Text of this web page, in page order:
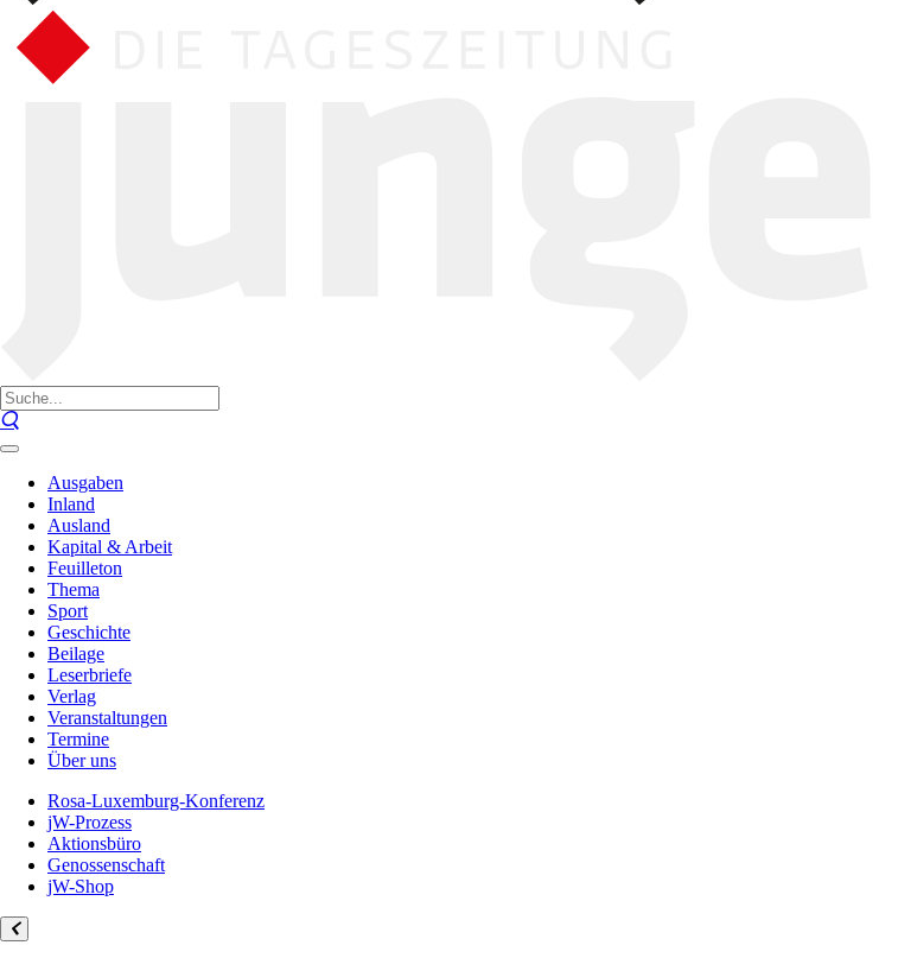
Ausgaben
Inland
Ausland
Kapital & Arbeit
Feuilleton
Thema
Sport
Geschichte
Beilage
Leserbriefe
Verlag
Veranstaltungen
Termine
Über uns
Rosa-Luxemburg-Konferenz
jW-Prozess
Aktionsbüro
Genossenschaft
jW-Shop